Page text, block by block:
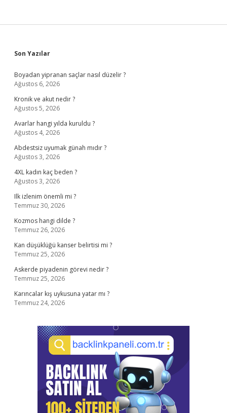
Sidebar
Son Yazılar
Boyadan yipranan saçlar nasıl düzelir ?
Ağustos 6, 2026
Kronik ve akut nedir ?
Ağustos 5, 2026
Avarlar hangi yılda kuruldu ?
Ağustos 4, 2026
Abdestsiz uyumak günah mıdır ?
Ağustos 3, 2026
4XL kadın kaç beden ?
Ağustos 3, 2026
Ilk izlenim önemli mi ?
Temmuz 30, 2026
Kozmos hangi dilde ?
Temmuz 26, 2026
Kan düşüklüğü kanser belirtisi mi ?
Temmuz 25, 2026
Askerde piyadenin görevi nedir ?
Temmuz 25, 2026
Karıncalar kış uykusuna yatar mı ?
Temmuz 24, 2026